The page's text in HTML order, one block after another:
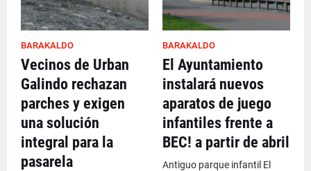
BARAKALDO
Vecinos de Urban
Galindo rechazan
parches y exigen
una solución
integral para la
pasarela
BARAKALDO
El Ayuntamiento
instalará nuevos
aparatos de juego
infantiles frente a
BEC! a partir de abril
Antiguo parque infantil El